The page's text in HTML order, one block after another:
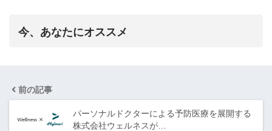
今、あなたにオススメ
前の記事
パーソナルドクターによる予防医療を展開する
株式会社ウェルネスが…